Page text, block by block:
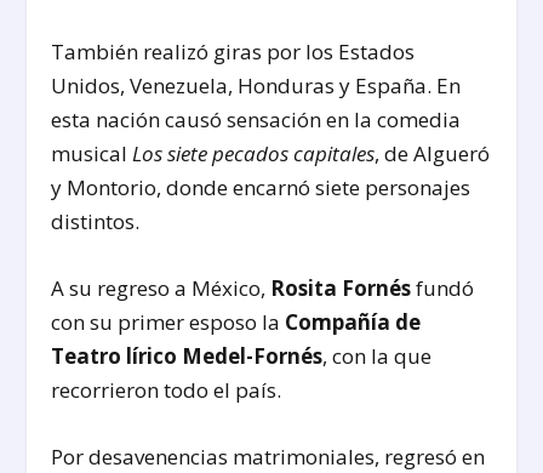
También realizó giras por los Estados
Unidos, Venezuela, Honduras y España. En
esta nación causó sensación en la comedia
musical Los siete pecados capitales, de Algueró
y Montorio, donde encarnó siete personajes
distintos.
A su regreso a México, Rosita Fornésfundó
con su primer esposo la Compañía de
Teatro lírico Medel-Fornés, con la que
recorrieron todo el país.
Por desavenencias matrimoniales, regresó en